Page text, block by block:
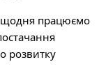
щодня працюємо
розвитку